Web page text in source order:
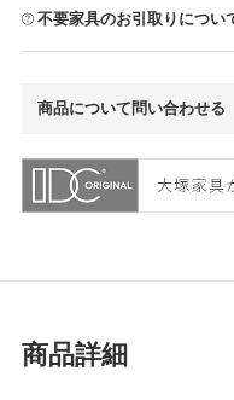
不要家具のお引取りについ
商品について問い合わせる
商品詳細